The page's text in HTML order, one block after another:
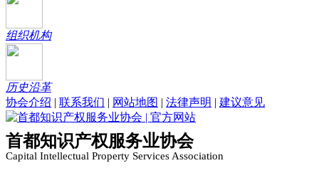
组织机构
历史沿革
协会介绍
联系我们 网站地图 法律声明 建议意见
首都知识产权服务业协会
Capital Intellectual Property Services Association